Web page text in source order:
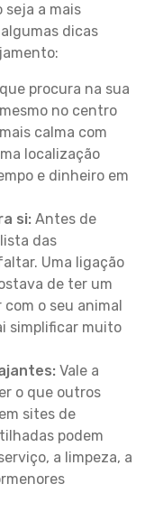
seja a mais
dicas
procura na sua
no centro
calma com
localização
e dinheiro em
si: Antes de
das
Uma ligação
de ter um
com o seu animal
simplificar muito
Vale a
o que outros
sites de
podem
a limpeza, a